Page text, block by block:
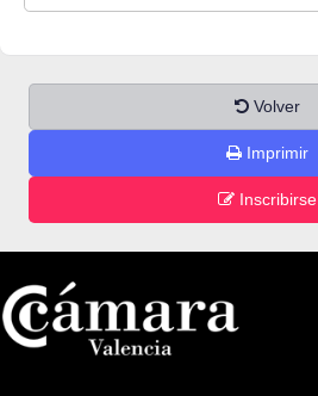
Volver
Imprimir
Inscribirse